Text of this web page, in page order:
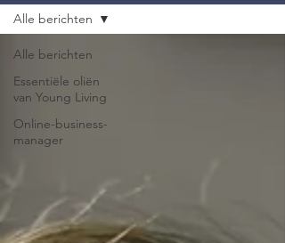
Alle berichten
Essentiële oliën
van Young Living
Online-business-
manager
Alle berichten